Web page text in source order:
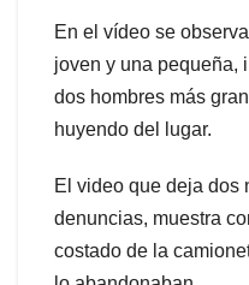
En el vídeo se
joven y una pequeña,
dos hombres más
huyendo del lugar.
El video que deja dos
denuncias, muestra
costado de la